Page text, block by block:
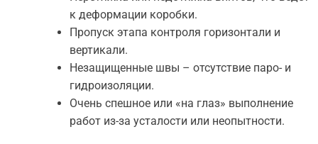
к деформации коробки.
Пропуск этапа контроля горизонтали и
вертикали.
Незащищенные швы – отсутствие паро- и
гидроизоляции.
Очень спешное или «на глаз» выполнение
работ из-за усталости или неопытности.